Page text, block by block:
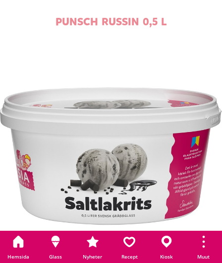
Hemsida Glass Nyheter Recept Kiosk Muut
PUNSCH RUSSIN 0,5 L
SALTLAKRITS 0,5 L